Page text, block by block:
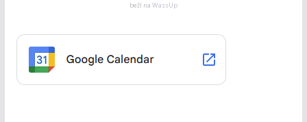
r
beží na WassUp